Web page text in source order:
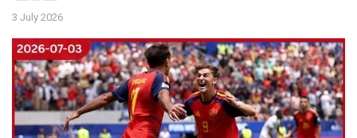
3 July 2026